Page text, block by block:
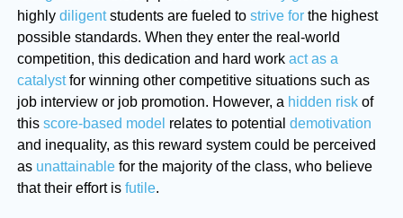
highlydiligentstudents are fueled tostrive forthe highest
possible standards. When they enter the real-world
competition, this dedication and hard workact as a
catalystfor winning other competitive situations such as
job interview or job promotion. However, a hidden risk of
thisscore-based model relates to potentialdemotivation
and inequality, as this reward system could be perceived
as unattainablefor the majority of the class, who believe
that their effort isfutile.